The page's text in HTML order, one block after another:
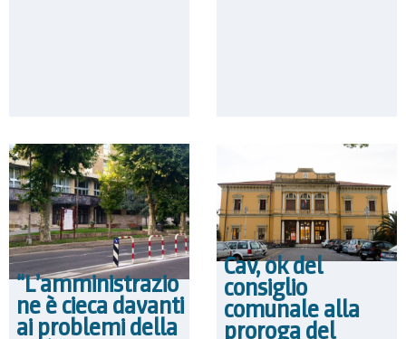
“L’amministrazio
ne è cieca davanti
ai problemi della
Cav, ok del
consiglio
comunale alla
proroga del